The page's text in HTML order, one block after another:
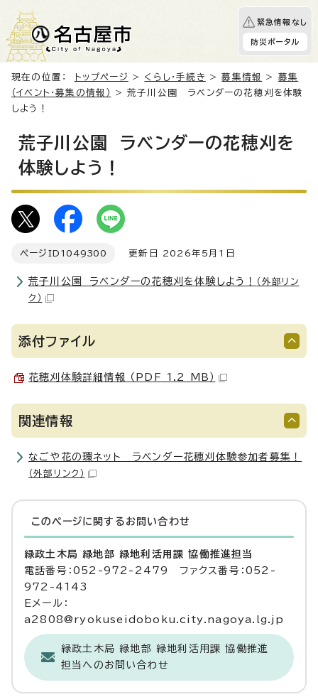
緊急情報なし
防災ポータル
現在の位置： トップページ > くらし・手続き >募集情報 > 募集
（イベント・募集の情報）
> 荒子川公園 ラベンダーの花穂刈を体験
しよう！
荒子川公園 ラベンダーの花穂刈を
体験しよう！
ページID 1049300 更新日 2026年5月1日
荒子川公園 ラベンダーの花穂刈を体験しよう！
（外部リン
ク）
添付ファイル
花穂刈体験詳細情報 （PDF 1.2 MB）
関連情報
なごや花の環ネット ラベンダー花穂刈体験参加者募集！
（外部リンク）
このページに関する お問い合わせ
緑政土木局 緑地部 緑地利活用課 協働推進担当
電話番号：052-972-2479 ファクス番号：052-
972-4143
Eメール：
a2808@ryokuseidoboku.city.nagoya.lg.jp
緑政土木局 緑地部 緑地利活用課 協働推進
担当へのお問い合わせ